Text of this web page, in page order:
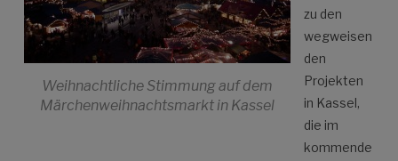
Weihnachtliche Stimmung auf dem
Märchenweihnachtsmarkt in Kassel
zu den
wegweisen
den
Projekten
in Kassel,
die im
kommende